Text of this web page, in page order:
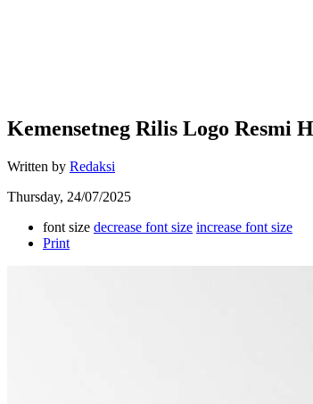
Kemensetneg Rilis Logo Resmi
Written by Redaksi
Thursday, 24/07/2025
font size decrease font size increase font size
Print